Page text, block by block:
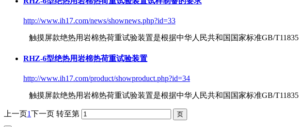
http://www.ih17.com/news/shownews.php?id=33
触摸屏款绝热用岩棉热荷重试验装置是根据中华人民共和国国家标准GB/T11835
RHZ-6型绝热用岩棉热荷重试验装置
http://www.ih17.com/product/showproduct.php?id=34
触摸屏款绝热用岩棉热荷重试验装置是根据中华人民共和国国家标准GB/T11835
上一页1下一页 转至第